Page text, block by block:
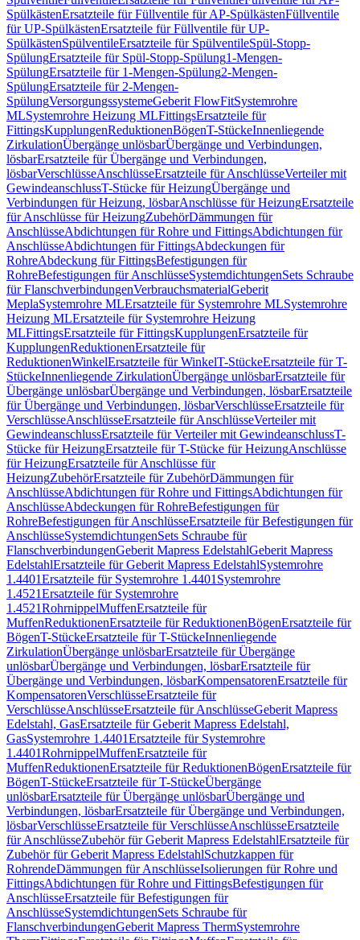
SpülkästenErsatzteile für Füllventile für AP-SpülkästenFüllventile
für UP-SpülkästenErsatzteile für Füllventile für UP-
SpülkästenSpülventileErsatzteile für SpülventileSpül-Stopp-
SpülungErsatzteile für Spül-Stopp-Spülung1-Mengen-
SpülungErsatzteile für 1-Mengen-Spülung2-Mengen-
SpülungErsatzteile für 2-Mengen-
SpülungVersorgungssystemeGeberit FlowFitSystemrohre
MLSystemrohre Heizung MLFittingsErsatzteile für
FittingsKupplungenReduktionenBögenT-StückeInnenliegende
ZirkulationÜbergänge unlösbarÜbergänge und Verbindungen,
lösbarErsatzteile für Übergänge und Verbindungen,
lösbarVerschlüsseAnschlüsseErsatzteile für AnschlüsseVerteiler mit
GewindeanschlussT-Stücke für HeizungÜbergänge und
Verbindungen für Heizung, lösbarAnschlüsse für HeizungErsatzteile
für Anschlüsse für HeizungZubehörDämmungen für
AnschlüsseAbdichtungen für Rohre und FittingsAbdichtungen für
AnschlüsseAbdichtungen für FittingsAbdeckungen für
RohreAbdeckung für FittingsBefestigungen für
RohreBefestigungen für AnschlüsseSystemdichtungenSets Schraube
für FlanschverbindungenVerbrauchsmaterialGeberit
MeplaSystemrohre MLErsatzteile für Systemrohre MLSystemrohre
Heizung MLErsatzteile für Systemrohre Heizung
MLFittingsErsatzteile für FittingsKupplungenErsatzteile für
KupplungenReduktionenErsatzteile für
ReduktionenWinkelErsatzteile für WinkelT-StückeErsatzteile für T-
StückeInnenliegende ZirkulationÜbergänge unlösbarErsatzteile für
Übergänge unlösbarÜbergänge und Verbindungen, lösbarErsatzteile
für Übergänge und Verbindungen, lösbarVerschlüsseErsatzteile für
VerschlüsseAnschlüsseErsatzteile für AnschlüsseVerteiler mit
GewindeanschlussErsatzteile für Verteiler mit GewindeanschlussT-
Stücke für HeizungErsatzteile für T-Stücke für HeizungAnschlüsse
für HeizungErsatzteile für Anschlüsse für
HeizungZubehörErsatzteile für ZubehörDämmungen für
AnschlüsseAbdichtungen für Rohre und FittingsAbdichtungen für
AnschlüsseAbdeckungen für RohreBefestigungen für
RohreBefestigungen für AnschlüsseErsatzteile für Befestigungen für
AnschlüsseSystemdichtungenSets Schraube für
FlanschverbindungenGeberit Mapress EdelstahlGeberit Mapress
EdelstahlErsatzteile für Geberit Mapress EdelstahlSystemrohre
1.4401Ersatzteile für Systemrohre 1.4401 Systemrohre
1.4521Ersatzteile für Systemrohre
1.4521RohrnippelMuffenErsatzteile für
MuffenReduktionenErsatzteile für ReduktionenBögenErsatzteile für
BögenT-StückeErsatzteile für T-StückeInnenliegende
ZirkulationÜbergänge unlösbarErsatzteile für Übergänge
unlösbarÜbergänge und Verbindungen, lösbarErsatzteile für
Übergänge und Verbindungen, lösbarKompensatorenErsatzteile für
KompensatorenVerschlüsseErsatzteile für
VerschlüsseAnschlüsseErsatzteile für AnschlüsseGeberit Mapress
Edelstahl, GasErsatzteile für Geberit Mapress Edelstahl,
GasSystemrohre 1.4401Ersatzteile für Systemrohre
1.4401RohrnippelMuffenErsatzteile für
MuffenReduktionenErsatzteile für ReduktionenBögenErsatzteile für
BögenT-StückeErsatzteile für T-StückeÜbergänge
unlösbarErsatzteile für Übergänge unlösbarÜbergänge und
Verbindungen, lösbarErsatzteile für Übergänge und Verbindungen,
lösbarVerschlüsseErsatzteile für VerschlüsseAnschlüsseErsatzteile
für AnschlüsseZubehör für Geberit Mapress EdelstahlErsatzteile für
Zubehör für Geberit Mapress EdelstahlSchutzkappen für
RohrendeDämmungen für AnschlüsseIsolierungen für Rohre und
FittingsAbdichtungen für Rohre und FittingsBefestigungen für
AnschlüsseErsatzteile für Befestigungen für
AnschlüsseSystemdichtungenSets Schraube für
FlanschverbindungenGeberit Mapress ThermSystemrohre